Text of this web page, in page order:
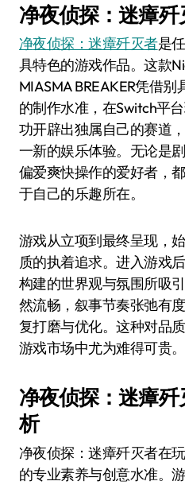
净夜侦探：迷瘴
净夜侦探：迷瘴歼灭者是
具特色的游戏作品。这款
MIASMA BREAKER凭借
的制作水准，在Switch平
功开辟出独属自己的赛道
一新的娱乐体验。无论是
偏爱爽快操作的爱好者，
于自己的乐趣所在。
游戏从立项到最终呈现，
质的执着追求。进入游戏
构建的世界观与氛围所吸
然流畅，叙事节奏张弛有
复打磨与优化。这种对品
游戏市场中尤为难得可贵。
净夜侦探：迷瘴
析
净夜侦探：迷瘴歼灭者在
的专业素养与创意水准。